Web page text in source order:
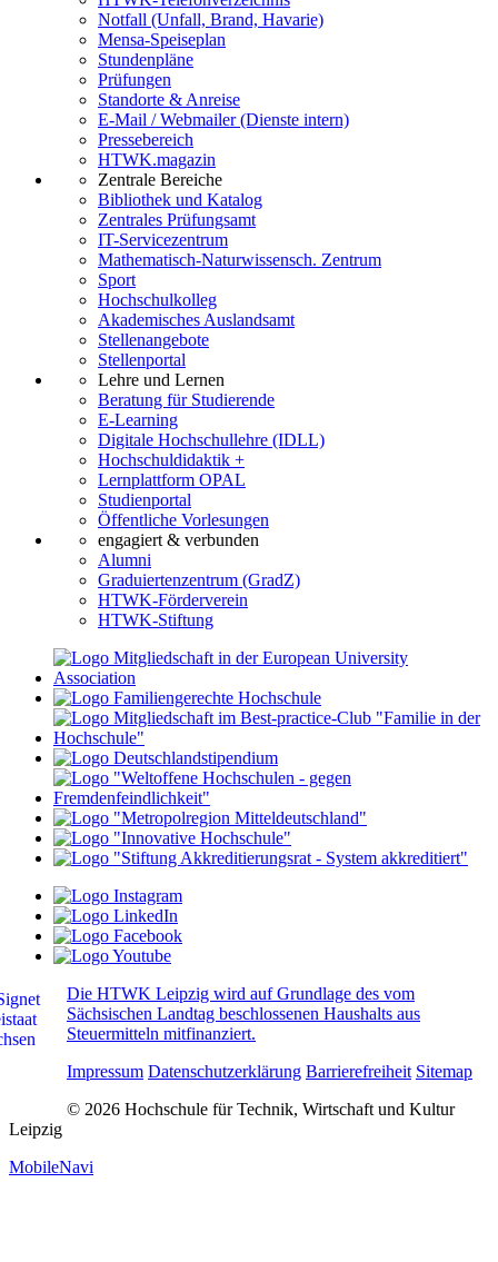
Notfall (Unfall, Brand, Havarie)
Mensa-Speiseplan
Stundenpläne
Prüfungen
Standorte & Anreise
E-Mail / Webmailer (Dienste intern)
Pressebereich
HTWK.magazin
Zentrale Bereiche
Bibliothek und Katalog
Zentrales Prüfungsamt
IT-Servicezentrum
Mathematisch-Naturwissensch. Zentrum
Sport
Hochschulkolleg
Akademisches Auslandsamt
Stellenangebote
Stellenportal
Lehre und Lernen
Beratung für Studierende
E-Learning
Digitale Hochschullehre (IDLL)
Hochschuldidaktik +
Lernplattform OPAL
Studienportal
Öffentliche Vorlesungen
engagiert & verbunden
Alumni
Graduiertenzentrum (GradZ)
HTWK-Förderverein
HTWK-Stiftung
Die HTWK Leipzig wird auf Grundlage des vom
Sächsischen Landtag beschlossenen Haushalts aus
Steuermitteln mitfinanziert.
Impressum Datenschutzerklärung Barrierefreiheit Sitemap
© 2026 Hochschule für Technik, Wirtschaft und Kultur
Leipzig
MobileNavi